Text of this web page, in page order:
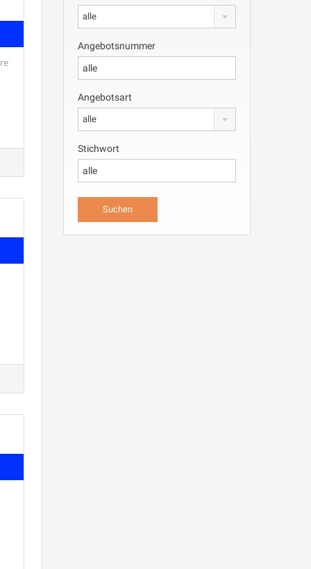
alle
Angebotsnummer
Angebotsart
alle
Stichwort